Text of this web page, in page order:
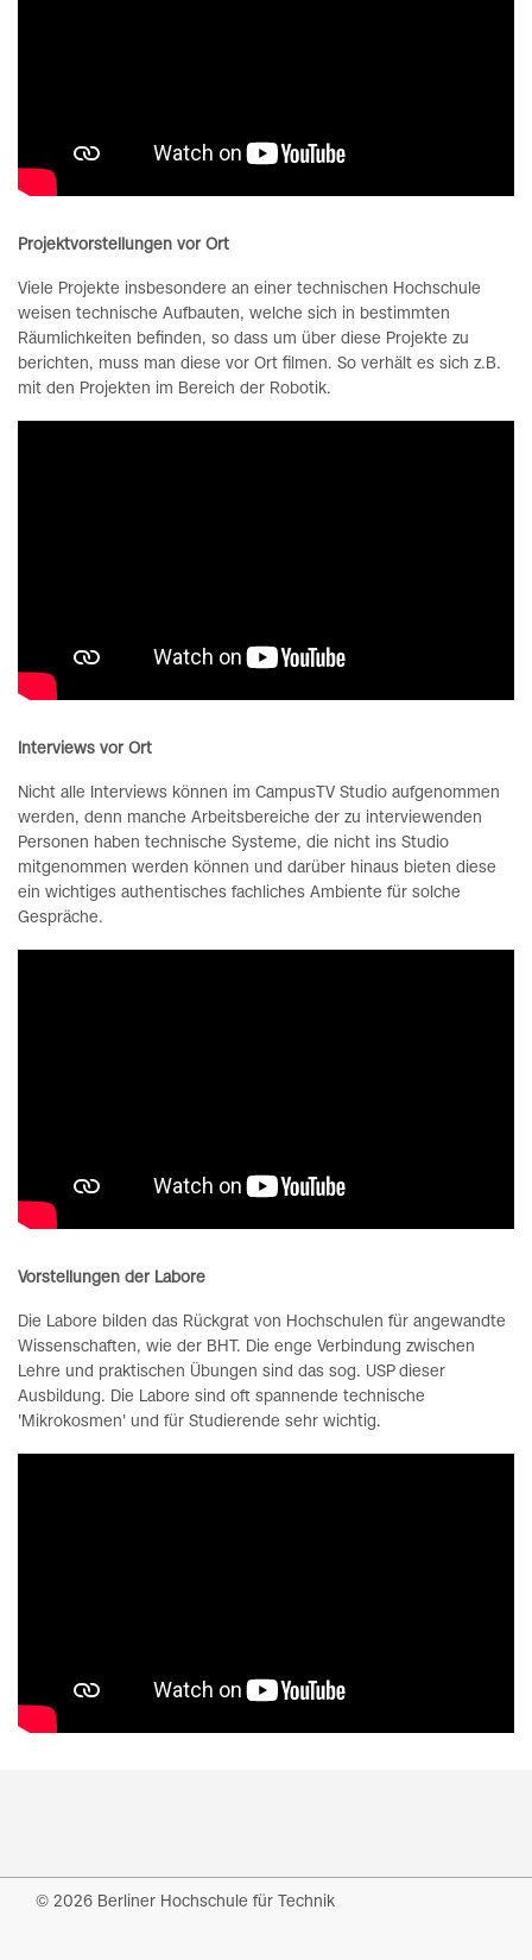
Projektvorstellungen vor Ort
Viele Projekte insbesondere an einer technischen Hochschule
weisen technische Aufbauten, welche sich in bestimmten
Räumlichkeiten befinden, so dass um über diese Projekte zu
berichten, muss man diese vor Ort filmen. So verhält es sich z.B.
mit den Projekten im Bereich der Robotik.
Interviews vor Ort
Nicht alle Interviews können im CampusTV Studio aufgenommen
werden, denn manche Arbeitsbereiche der zu interviewenden
Personen haben technische Systeme, die nicht ins Studio
mitgenommen werden können und darüber hinaus bieten diese
ein wichtiges authentisches fachliches Ambiente für solche
Gespräche.
Vorstellungen der Labore
Die Labore bilden das Rückgrat von Hochschulen für angewandte
Wissenschaften, wie der BHT. Die enge Verbindung zwischen
Lehre und praktischen Übungen sind das sog. USP dieser
Ausbildung. Die Labore sind oft spannende technische
'Mikrokosmen' und für Studierende sehr wichtig.
© 2026 Berliner Hochschule für Technik